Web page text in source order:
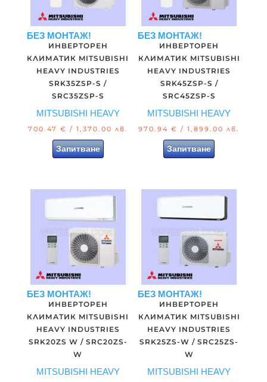
БЕЗ МОНТАЖ!
ИНВЕРТОРЕН
КЛИМАТИК MITSUBISHI
HEAVY INDUSTRIES
SRK35ZSP-S /
SRC35ZSP-S
MITSUBISHI HEAVY
700.47 € / 1,370.00 лв.
Запитване
БЕЗ МОНТАЖ!
ИНВЕРТОРЕН
КЛИМАТИК MITSUBISHI
HEAVY INDUSTRIES
SRK45ZSP-S /
SRC45ZSP-S
MITSUBISHI HEAVY
970.94€ / 1,899.00 лв.
Запитване
БЕЗ МОНТАЖ!
ИНВЕРТОРЕН
КЛИМАТИК MITSUBISHI
HEAVY INDUSTRIES
SRK20ZS W / SRC20ZS-
W
MITSUBISHI HEAVY
БЕЗ МОНТАЖ!
ИНВЕРТОРЕН
КЛИМАТИК MITSUBISHI
HEAVY INDUSTRIES
SRK25ZS-W / SRC25ZS-
W
MITSUBISHI HEAVY